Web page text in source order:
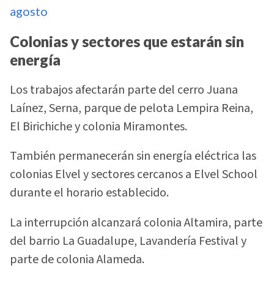
agosto
Colonias y sectores que estarán sin
energía
Los trabajos afectarán parte del cerro Juana
Laínez, Serna, parque de pelota Lempira Reina,
El Birichiche y colonia Miramontes.
También permanecerán sin energía eléctrica las
colonias Elvel y sectores cercanos a Elvel School
durante el horario establecido.
La interrupción alcanzará colonia Altamira, parte
del barrio La Guadalupe, Lavandería Festival y
parte de colonia Alameda.